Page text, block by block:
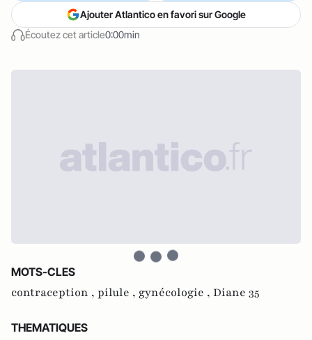
Écoutez cet article0:00min
Ajouter Atlantico en favori sur Google
MOTS-CLES
contraception , pilule , gynécologie , Diane 35
THEMATIQUES